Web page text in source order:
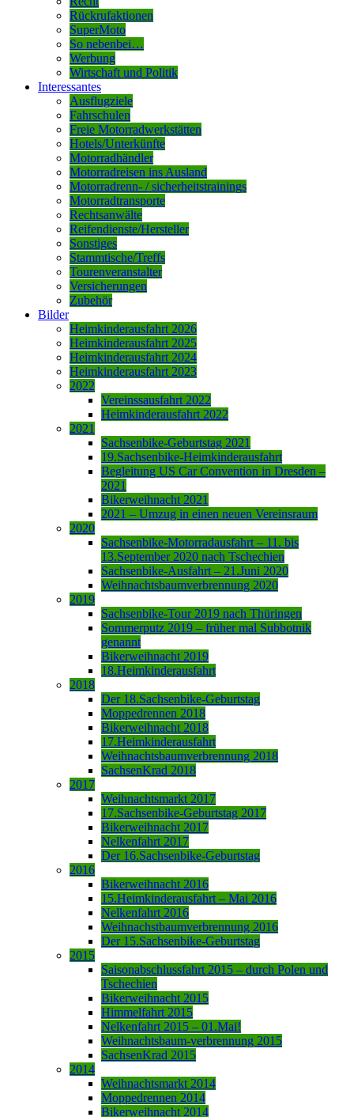
Rückrufaktionen
SuperMoto
So nebenbei…
Werbung
Wirtschaft und Politik
Interessantes
Ausflugziele
Fahrschulen
Freie Motorradwerkstätten
Hotels/Unterkünfte
Motorradhändler
Motorradreisen ins Ausland
Motorradrenn- / sicherheitstrainings
Motorradtransporte
Rechtsanwälte
Reifendienste/Hersteller
Sonstiges
Stammtische/Treffs
Tourenveranstalter
Versicherungen
Zubehör
Bilder
Heimkinderausfahrt 2026
Heimkinderausfahrt 2025
Heimkinderausfahrt 2024
Heimkinderausfahrt 2023
2022
Vereinssausfahrt 2022
Heimkinderausfahrt 2022
2021
Sachsenbike-Geburtstag 2021
19.Sachsenbike-Heimkinderausfahrt
Begleitung US Car Convention in Dresden –
2021
Bikerweihnacht 2021
2021 – Umzug in einen neuen Vereinsraum
2020
Sachsenbike-Motorradausfahrt – 11. bis
13.September 2020 nach Tschechien
Sachsenbike-Ausfahrt – 21.Juni 2020
Weihnachtsbaumverbrennung 2020
2019
Sachsenbike-Tour 2019 nach Thüringen
Sommerputz 2019 – früher mal Subbotnik
genannt
Bikerweihnacht 2019
18.Heimkinderausfahrt
2018
Der 18.Sachsenbike-Geburtstag
Moppedrennen 2018
Bikerweihnacht 2018
17.Heimkinderausfahrt
Weihnachtsbaumverbrennung 2018
SachsenKrad 2018
2017
Weihnachtsmarkt 2017
17.Sachsenbike-Geburtstag 2017
Bikerweihnacht 2017
Nelkenfahrt 2017
Der 16.Sachsenbike-Geburtstag
2016
Bikerweihnacht 2016
15.Heimkinderausfahrt – Mai 2016
Nelkenfahrt 2016
Weihnachstbaumverbrennung 2016
Der 15.Sachsenbike-Geburtstag
2015
Saisonabschlussfahrt 2015 – durch Polen und
Tschechien
Bikerweihnacht 2015
Himmelfahrt 2015
Nelkenfahrt 2015 – 01.Mai!
Weihnachtsbaum-verbrennung 2015
SachsenKrad 2015
2014
Weihnachtsmarkt 2014
Moppedrennen 2014
Bikerweihnacht 2014